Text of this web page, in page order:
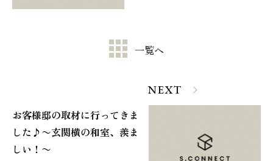
一覧へ
NEXT
お客様邸の取材に行ってきま
した♪〜玄関横の和室、羨ま
しい！〜